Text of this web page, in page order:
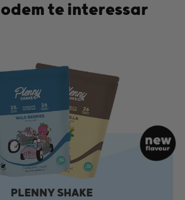
te interessar
PLENNY SHAKE